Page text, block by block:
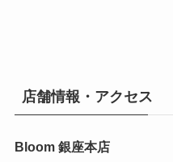
店舗情報・アクセス
Bloom 銀座本店